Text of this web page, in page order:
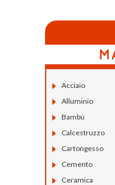
Acciaio
Alluminio
Bambù
Calcestruzzo
Cartongesso
Cemento
Ceramica